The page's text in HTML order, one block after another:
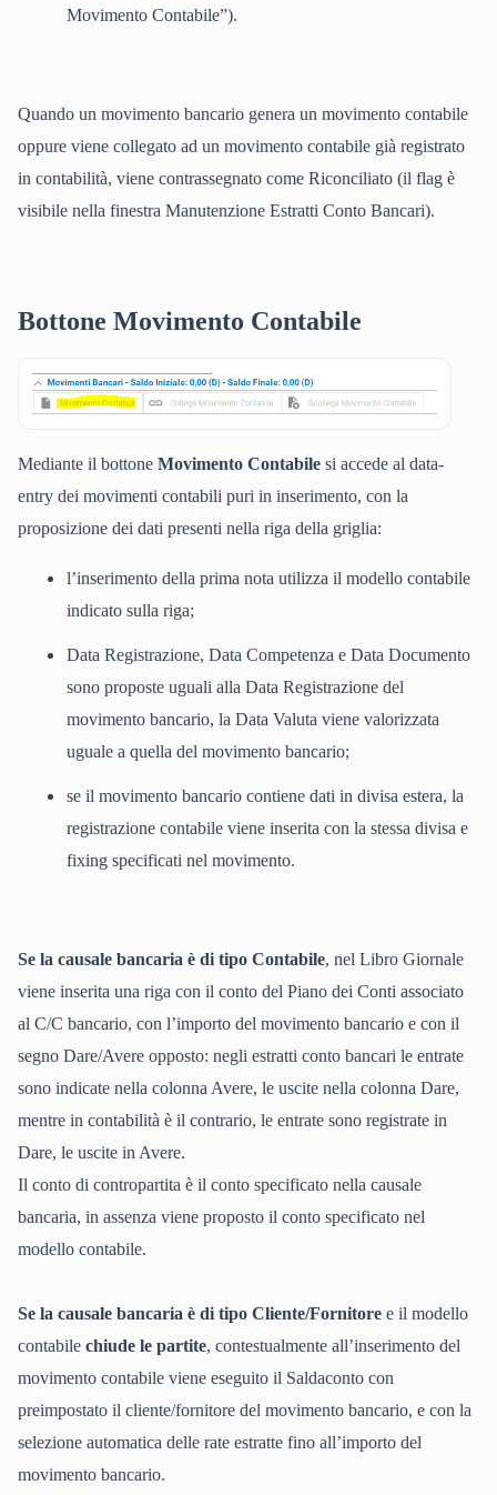
Movimento Contabile”).
Quando un movimento bancario genera un movimento contabile
oppure viene collegato ad un movimento contabile già registrato
in contabilità, viene contrassegnato come Riconciliato (il flag è
visibile nella finestra Manutenzione Estratti Conto Bancari).
Bottone Movimento Contabile
Mediante il bottone Movimento Contabile si accede al data-
entry dei movimenti contabili puri in inserimento, con la
proposizione dei dati presenti nella riga della griglia:
l’inserimento della prima nota utilizza il modello contabile
indicato sulla riga;
Data Registrazione, Data Competenza e Data Documento
sono proposte uguali alla Data Registrazione del
movimento bancario, la Data Valuta viene valorizzata
uguale a quella del movimento bancario;
se il movimento bancario contiene dati in divisa estera, la
registrazione contabile viene inserita con la stessa divisa e
fixing specificati nel movimento.
Se la causale bancaria è di tipo Contabile, nel Libro Giornale
viene inserita una riga con il conto del Piano dei Conti associato
al C/C bancario, con l’importo del movimento bancario e con il
segno Dare/Avere opposto: negli estratti conto bancari le entrate
sono indicate nella colonna Avere, le uscite nella colonna Dare,
mentre in contabilità è il contrario, le entrate sono registrate in
Dare, le uscite in Avere.
Il conto di contropartita è il conto specificato nella causale
bancaria, in assenza viene proposto il conto specificato nel
modello contabile.
Se la causale bancaria è di tipo Cliente/Fornitore e il modello
contabile chiude le partite, contestualmente all’inserimento del
movimento contabile viene eseguito il Saldaconto con
preimpostato il cliente/fornitore del movimento bancario, e con la
selezione automatica delle rate estratte fino all’importo del
movimento bancario.